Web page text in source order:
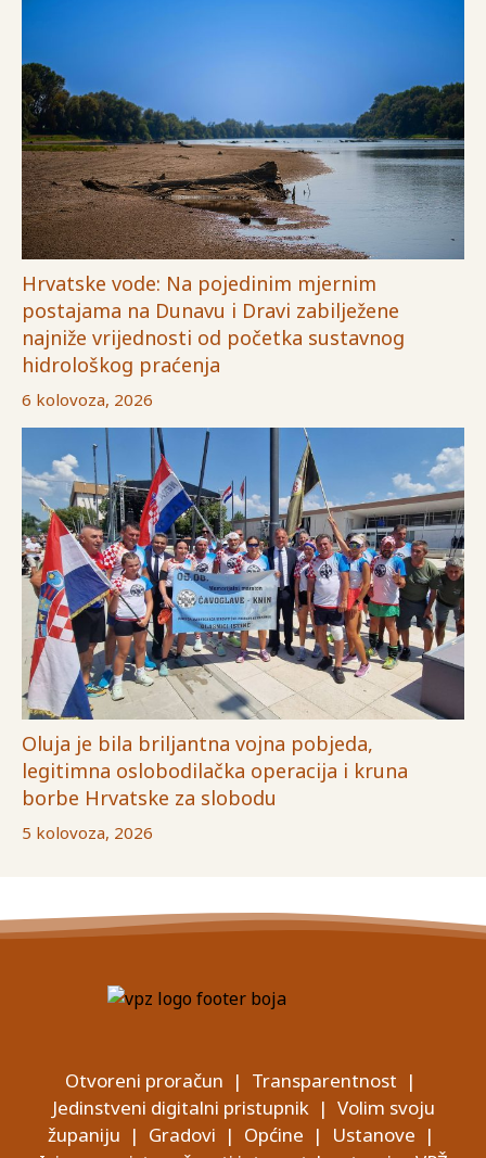
Hrvatske vode: Na pojedinim mjernim
postajama na Dunavu i Dravi zabilježene
najniže vrijednosti od početka sustavnog
hidrološkog praćenja
6 kolovoza, 2026
Oluja je bila briljantna vojna pobjeda,
legitimna oslobodilačka operacija i kruna
borbe Hrvatske za slobodu
5 kolovoza, 2026
Otvoreni proračun | Transparentnost |
Jedinstveni digitalni pristupnik| Volim svoju
županiju | Gradovi | Općine | Ustanove |